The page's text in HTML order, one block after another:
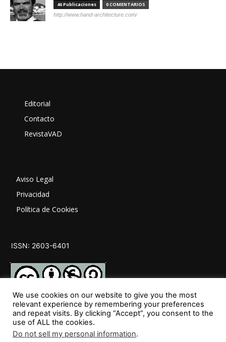
46 Publicaciones 0 COMENTARIOS
http://www.hand-architecture.com/
Editorial
Contacto
RevistaVAD
Aviso Legal
Privacidad
Política de Cookies
ISSN: 2603-6401
SÍGUENOS
We use cookies on our website to give you the most
relevant experience by remembering your preferences
and repeat visits. By clicking “Accept”, you consent to the
use of ALL the cookies.
Do not sell my personal information.